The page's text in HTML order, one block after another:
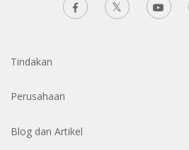
Tindakan
Perusahaan
Blog dan Artikel